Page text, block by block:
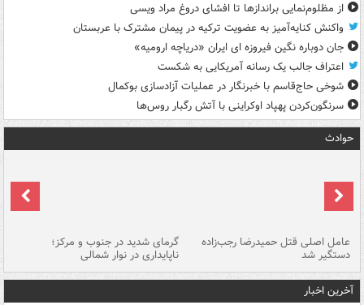
از مظلوم‌نمایی براندازها تا افشای دروغ مراد ویسی
واکنش کنایه‌آمیز به عضویت ترکیه در پیمان مشترک با عربستان
جان دوباره نگین فیروزه ای ایران «دریاچه ارومیه»
اعتراف جالب یک رسانه آمریکایی به شکست
شوخی حاج‌قاسم با خبرنگار در عملیات آزادسازی بوکمال
سرنگون‌کردن پهپاد اوکراینی با آتش رگبار روس‌ها
حوادث
عامل اصلی قتل حمیدرضا رجب‌زاده
دستگیر شد
گرمای شدید در جنوب و مرکز؛
ناپایداری در نوار شمالی
آخرین اخبار